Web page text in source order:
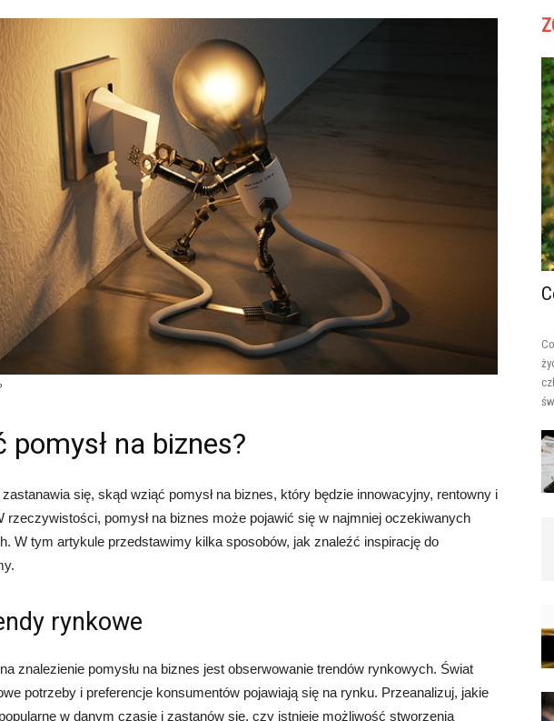
pomysł na biznes?
się, skąd wziąć pomysł na biznes, który będzie innowacyjny, rentowny i
rzeczywistości, pomysł na biznes może pojawić się w najmniej oczekiwanych
W tym artykule przedstawimy kilka sposobów, jak znaleźć inspirację do
rynkowe
znalezienie pomysłu na biznes jest obserwowanie trendów rynkowych. Świat
potrzeby i preferencje konsumentów pojawiają się na rynku. Przeanalizuj, jakie
w danym czasie i zastanów się, czy istnieje możliwość stworzenia